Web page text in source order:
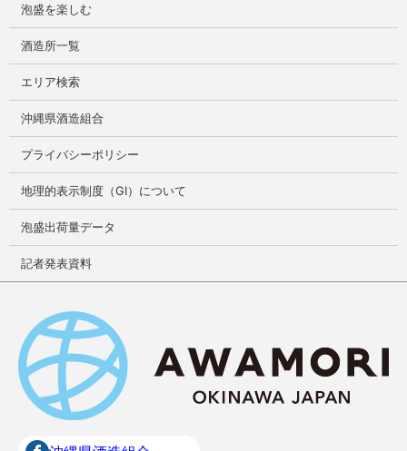
泡盛を楽しむ
酒造所一覧
エリア検索
沖縄県酒造組合
プライバシーポリシー
地理的表示制度（GI）について
泡盛出荷量データ
記者発表資料